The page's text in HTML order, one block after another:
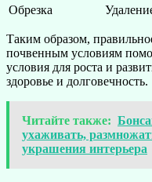
Обрезка
Таким образом,
почвенным условиям
условия для роста и
здоровье и долговечность.
Читайте также:
ухаживать,
украшения интерьера